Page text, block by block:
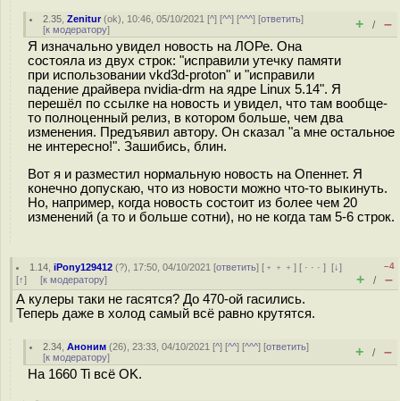
2.35 ,Zenitur(ok), 10:46, 05/10/2021 [^] [^^] [^^^] [ответить]
[к модератору] + / –
Я изначально увидел новость на ЛОРе. Она
состояла из двух строк: "исправили утечку памяти
при использовании vkd3d-proton" и "исправили
падение драйвера nvidia-drm на ядре Linux 5.14". Я
перешёл по ссылке на новость и увидел, что там вообще-
то полноценный релиз, в котором больше, чем два
изменения. Предъявил автору. Он сказал "а мне остальное
не интересно!". Зашибись, блин.
Вот я и разместил нормальную новость на Опеннет. Я
конечно допускаю, что из новости можно что-то выкинуть.
Но, например, когда новость состоит из более чем 20
изменений (а то и больше сотни), но не когда там 5-6 строк.
1.14 ,iPony129412 (?), 17:50, 04/10/2021 [ответить] [ ﹢﹢﹢] [ · · ·][↓]
[↑] [к модератору]
–4
+ / –
А кулеры таки не гасятся? До 470-ой гасились.
Теперь даже в холод самый всё равно крутятся.
2.34 ,Аноним (26), 23:33, 04/10/2021 [^] [^^] [^^^] [ответить]
[к модератору] + / –
На 1660 Ti всё OK.